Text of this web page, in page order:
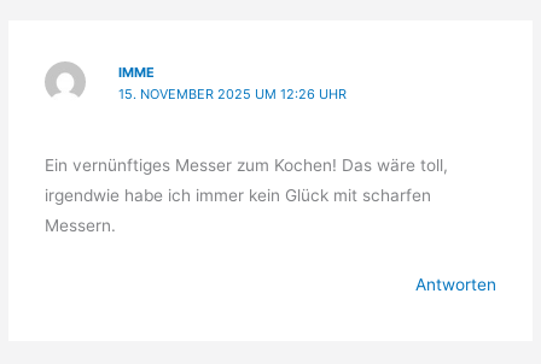
IMME
15. NOVEMBER 2025 UM 12:26 UHR
Ein vernünftiges Messer zum Kochen! Das wäre toll,
irgendwie habe ich immer kein Glück mit scharfen
Messern.
Antworten